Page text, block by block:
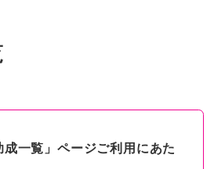
成一覧」ページご利用にあた